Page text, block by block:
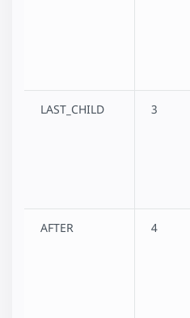
LAST_CHILD 3
AFTER 4